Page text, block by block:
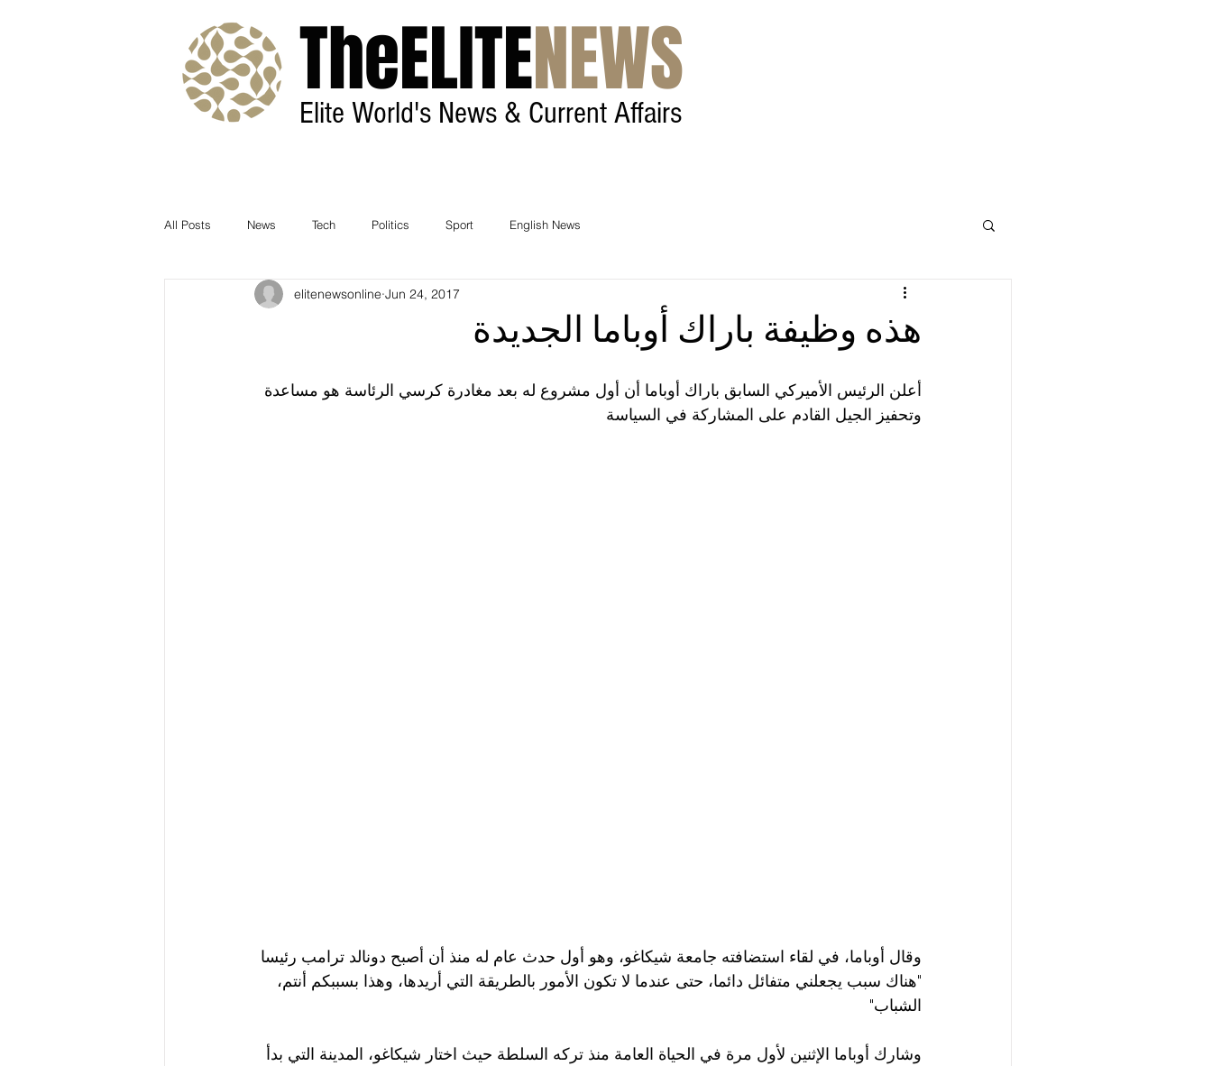
TheELITENEWS
Elite World's News & Current Affairs
All Posts News Tech Politics Sport English News
هذه وظيفة باراك أوباما الجديدة
elitenewsonline Jun 24, 2017
أعلن الرئيس الأميركي السابق باراك أوباما أن أول مشروع له بعد مغادرة كرسي الرئاسة هو مساعدة
وتحفيز الجيل القادم على المشاركة في السياسة
وقال أوباما، في لقاء استضافته جامعة شيكاغو، وهو أول حدث عام له منذ أن أصبح دونالد ترامب رئيسا
"هناك سبب يجعلني متفائل دائما، حتى عندما لا تكون الأمور بالطريقة التي أريدها، وهذا بسببكم أنتم،
الشباب"
وشارك أوباما الإثنين لأول مرة في الحياة العامة منذ تركه السلطة حيث اختار شيكاغو، المدينة التي بدأ